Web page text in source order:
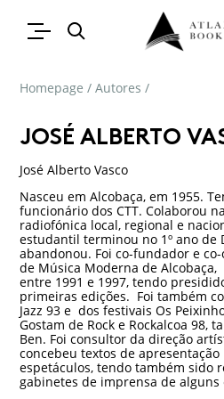
Homepage / Autores /
JOSÉ ALBERTO
José Alberto Vasco
Nasceu em Alcobaça, em 1955.
funcionário dos CTT. Colaborou
radiofónica local, regional e
estudantil terminou no 1º ano de
abandonou. Foi co-fundador e
de Música Moderna de
entre 1991 e 1997, tendo
primeiras edições. Foi também
Jazz 93 e dos festivais Os
Gostam de Rock e Rockalcoa 98,
Ben. Foi consultor da direção
concebeu textos de
espetáculos, tendo também sido
gabinetes de imprensa de